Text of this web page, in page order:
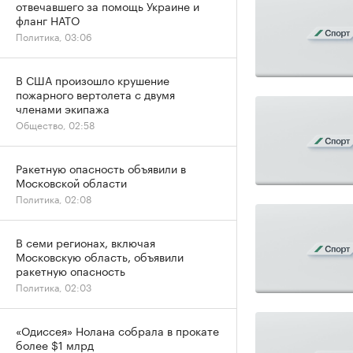
отвечавшего за помощь Украине и
фланг НАТО
Политика, 03:06
В США произошло крушение
пожарного вертолета с двумя
членами экипажа
Общество, 02:58
Ракетную опасность объявили в
Московской области
Политика, 02:08
В семи регионах, включая
Московскую область, объявили
ракетную опасность
Политика, 02:03
«Одиссея» Нолана собрала в прокате
более $1 млрд